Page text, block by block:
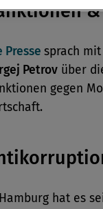
Presse sprach
Petrov über
gegen
hat es